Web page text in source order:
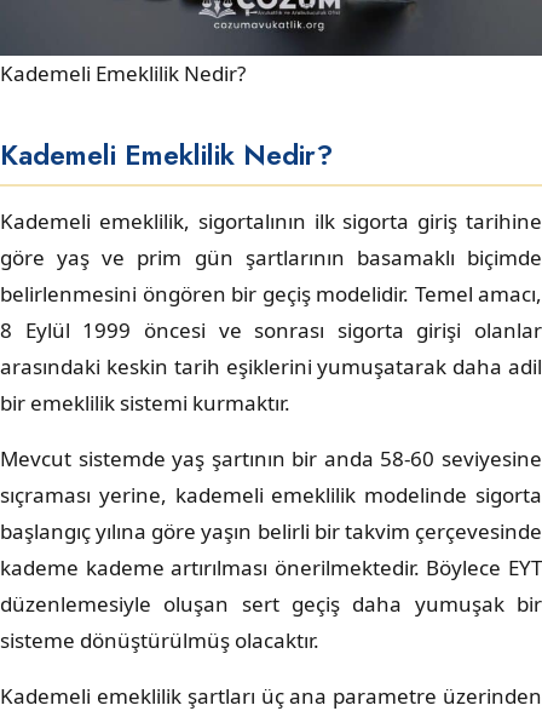
Kademeli Emeklilik Nedir?
Kademeli Emeklilik Nedir?
Kademeli emeklilik, sigortalının ilk sigorta giriş tarihine
göre yaş ve prim gün şartlarının basamaklı biçimde
belirlenmesini öngören bir geçiş modelidir. Temel amacı,
8 Eylül 1999 öncesi ve sonrası sigorta girişi olanlar
arasındaki keskin tarih eşiklerini yumuşatarak daha adil
bir emeklilik sistemi kurmaktır.
Mevcut sistemde yaş şartının bir anda 58-60 seviyesine
sıçraması yerine, kademeli emeklilik modelinde sigorta
başlangıç yılına göre yaşın belirli bir takvim çerçevesinde
kademe kademe artırılması önerilmektedir. Böylece EYT
düzenlemesiyle oluşan sert geçiş daha yumuşak bir
sisteme dönüştürülmüş olacaktır.
Kademeli emeklilik şartları üç ana parametre üzerinden